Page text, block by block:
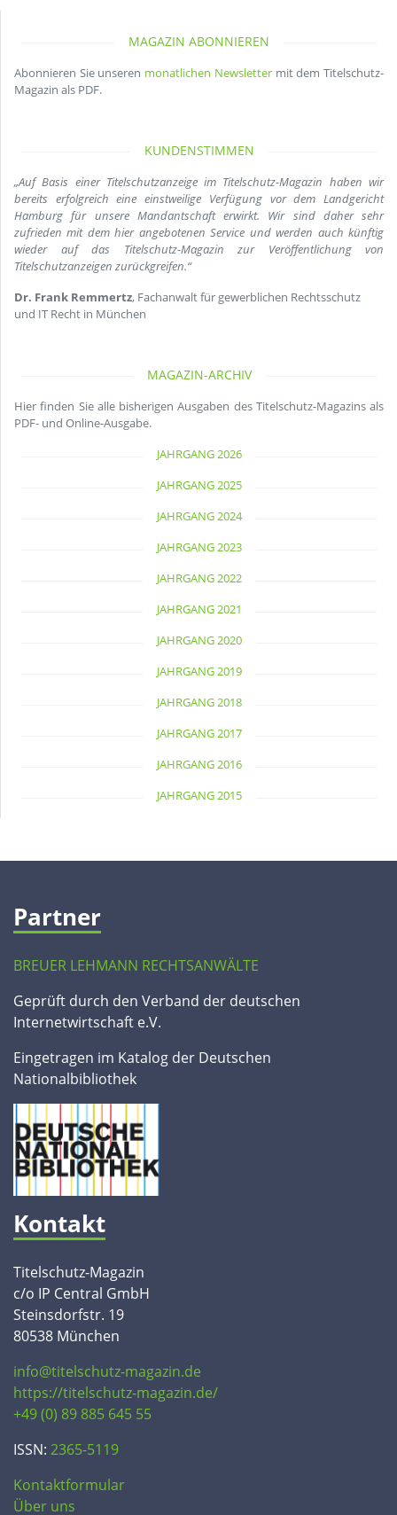
MAGAZIN ABONNIEREN
Abonnieren Sie unseren monatlichen Newslettermit dem Titelschutz-
Magazin als PDF.
KUNDENSTIMMEN
„Auf Basis einer Titelschutzanzeige im Titelschutz-Magazin haben wir
bereits erfolgreich eine einstweilige Verfügung vor dem Landgericht
Hamburg für unsere Mandantschaft erwirkt. Wir sind daher sehr
zufrieden mit dem hier angebotenen Service und werden auch künftig
wieder auf das Titelschutz-Magazin zur Veröffentlichung von
Titelschutzanzeigen zurückgreifen.“
Dr. Frank Remmertz, Fachanwalt für gewerblichen Rechtsschutz
und IT Recht in München
MAGAZIN-ARCHIV
Hier finden Sie alle bisherigen Ausgaben des Titelschutz-Magazins als
PDF- und Online-Ausgabe.
JAHRGANG 2026
JAHRGANG 2025
JAHRGANG 2024
JAHRGANG 2023
JAHRGANG 2022
JAHRGANG 2021
JAHRGANG 2020
JAHRGANG 2019
JAHRGANG 2018
JAHRGANG 2017
JAHRGANG 2016
JAHRGANG 2015
Partner
BREUER LEHMANN RECHTSANWÄLTE
Geprüft durch den Verband der deutschen
Internetwirtschaft e.V.
Eingetragen im Katalog der Deutschen
Nationalbibliothek
Kontakt
Titelschutz-Magazin
c/o IP Central GmbH
Steinsdorfstr. 19
80538 München
info@titelschutz-magazin.de
https://titelschutz-magazin.de/
+49 (0) 89 885 645 55
ISSN: 2365-5119
Kontaktformular
Über uns